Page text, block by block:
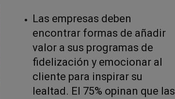
Las empresas deben
encontrar formas de añadir
valor a sus programas de
fidelización y emocionar al
cliente para inspirar su
lealtad. El 75% opinan que las